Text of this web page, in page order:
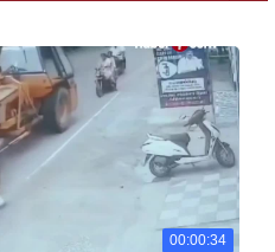
00:00:34